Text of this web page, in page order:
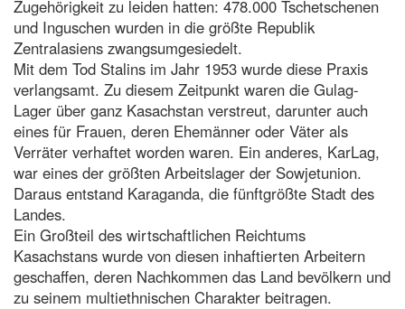
Zugehörigkeit zu leiden hatten: 478.000 Tschetschenen
und Inguschen wurden in die größte Republik
Zentralasiens zwangsumgesiedelt.
Mit dem Tod Stalins im Jahr 1953 wurde diese Praxis
verlangsamt. Zu diesem Zeitpunkt waren die Gulag-
Lager über ganz Kasachstan verstreut, darunter auch
eines für Frauen, deren Ehemänner oder Väter als
Verräter verhaftet worden waren. Ein anderes, KarLag,
war eines der größten Arbeitslager der Sowjetunion.
Daraus entstand Karaganda, die fünftgrößte Stadt des
Landes.
Ein Großteil des wirtschaftlichen Reichtums
Kasachstans wurde von diesen inhaftierten Arbeitern
geschaffen, deren Nachkommen das Land bevölkern und
zu seinem multiethnischen Charakter beitragen.